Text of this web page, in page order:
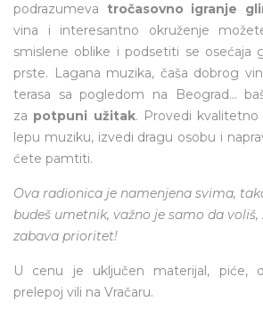
podrazumeva tročasovno igranje
vina i interesantno okruženje
smislene oblike i podsetiti se osećaja
prste. Lagana muzika, čaša dobrog
terasa sa pogledom na Beograd…
za potpuni užitak. Provedi
lepu muziku, izvedi dragu osobu i
ćete pamtiti.
Ova radionica je namenjena svima,
budeš umetnik, važno je samo da
zabava prioritet!
U cenu je uključen materijal, piće,
prelepoj vili na Vračaru.